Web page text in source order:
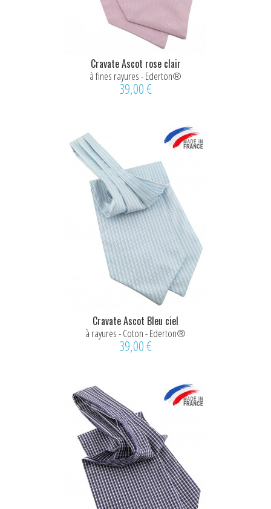
Cravate Ascot rose clair
à fines rayures - Ederton®
39,00 €
Cravate Ascot Bleu ciel
à rayures - Coton - Ederton®
39,00 €